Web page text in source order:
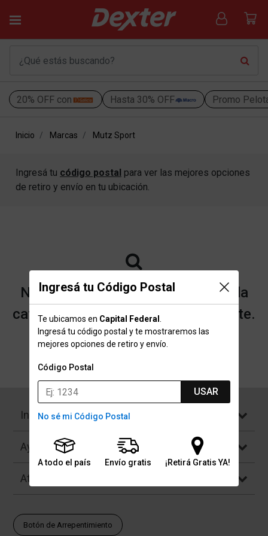
20% OFF con Hasta 30% OFF Promo
Ingresá tu Código Postal
Te ubicamos en Capital Federal
Ingresá tu código postal y te mostraremos las
mejores opciones de retiro y envío.
Código Postal
USAR
No sé mi Código Postal
A todo el país Envío gratis ¡Retirá Gratis YA!
Inicio Marcas Mutz Sport
Ingresá tu código postal para ver las mejores opciones
de retiro y envío en tu ubicación.
No encontramos resultados para la
categoría "Mutz Sport" que buscaste.
Institucional
Ayuda
Atención al Cliente
Botón de Arrepentimiento